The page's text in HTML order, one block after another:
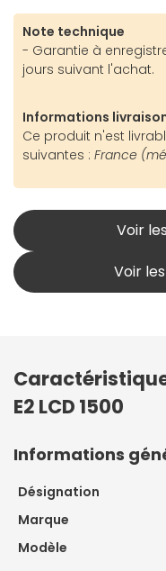
Note technique
- Garantie à
jours suivant l'achat.
Informations
Ce produit n'est
suivantes : France
Voir
Voir
E2 LCD 1500
Informations
Désignation
Marque
Modèle